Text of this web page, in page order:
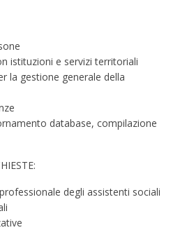
istituzioni e servizi territoriali
la gestione generale della
database, compilazione
degli assistenti sociali